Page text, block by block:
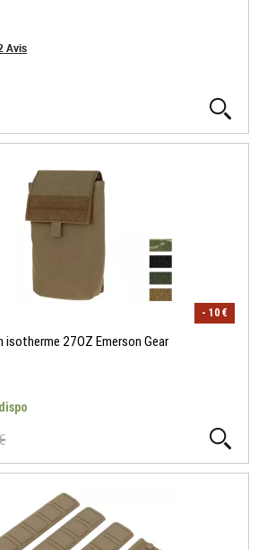
Avis
- 10 €
27OZ Emerson Gear